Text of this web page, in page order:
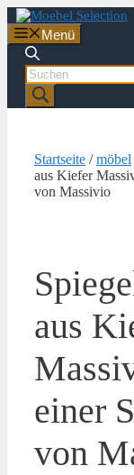
Zum
Inhalt
springen
Menü
Products
search
Startseite /möbel
aus Kiefer
von Massivio
aus
einer
von